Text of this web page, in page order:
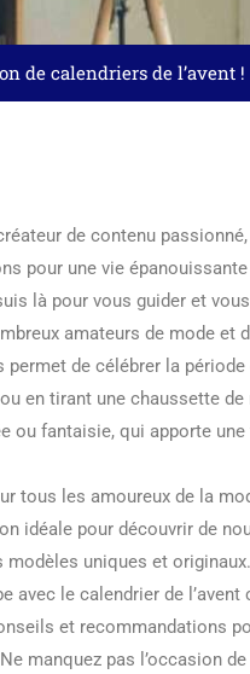
de calendriers de l’avent !
de contenu
pour une vie
là pour vous guider et
amateurs de mode et
de célébrer la période
en tirant une chaussette de
ou fantaisie, qui apporte
tous les amoureux de la
idéale pour découvrir de
uniques et originaux.
avec le calendrier de l’avent
et recommandations
manquez pas l’occasion